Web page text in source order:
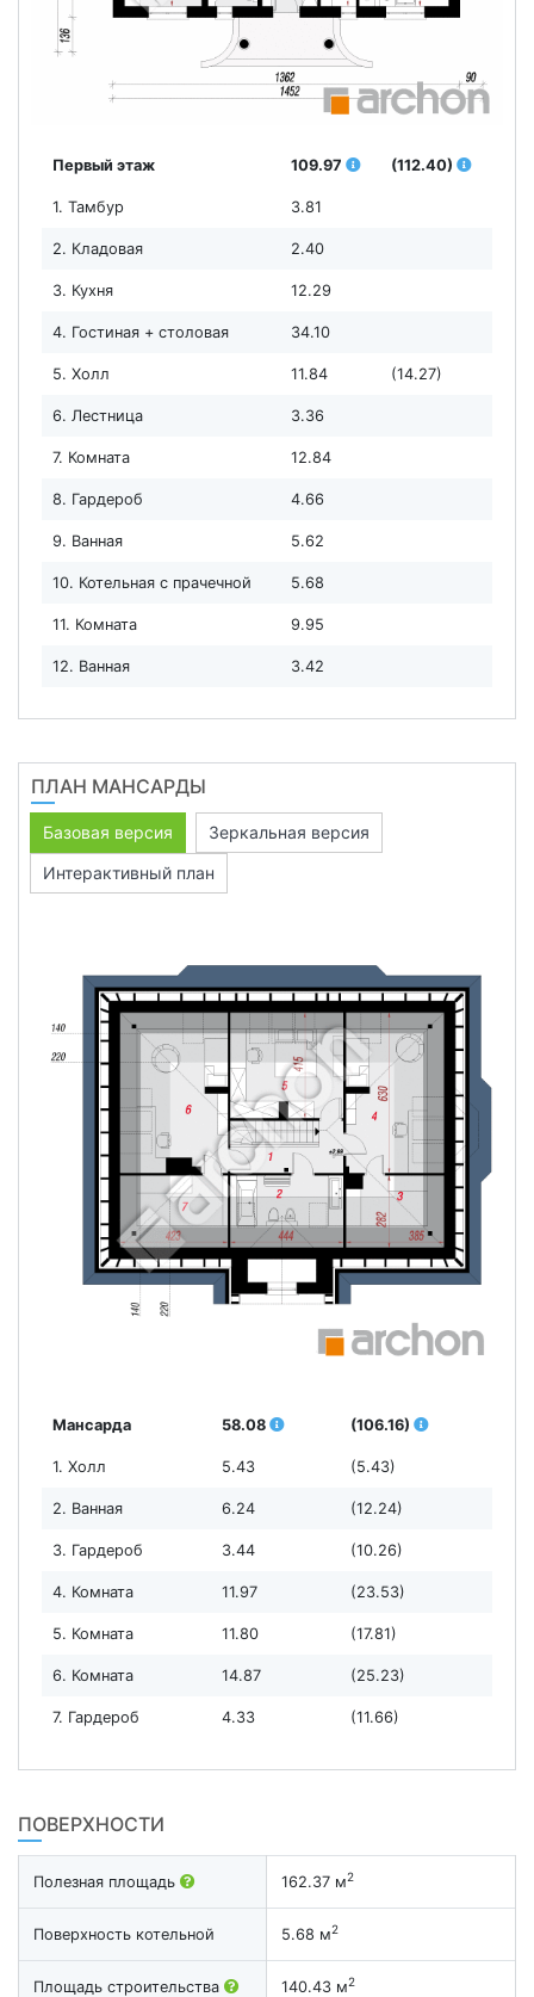
Первый этаж 109.97 (112.40)
1. Тамбур 3.81
2. Кладовая 2.40
3. Кухня 12.29
4. Гостиная + столовая 34.10
5. Холл 11.84 (14.27)
6. Лестница 3.36
7. Комната 12.84
8. Гардероб 4.66
9. Ванная 5.62
10. Котельная с прачечной 5.68
11. Комната 9.95
12. Ванная 3.42
ПЛАН МАНСАРДЫ
Базовая версия
Зеркальная версия
Интерактивный план
Мансарда 58.08 (106.16)
1. Холл 5.43 (5.43)
2. Ванная 6.24 (12.24)
3. Гардероб 3.44 (10.26)
4. Комната 11.97 (23.53)
5. Комната 11.80 (17.81)
6. Комната 14.87 (25.23)
7. Гардероб 4.33 (11.66)
ПОВЕРХНОСТИ
Полезная площадь 162.37 м2
Поверхность котельной 5.68 м2
Площадь строительства 140.43 м2